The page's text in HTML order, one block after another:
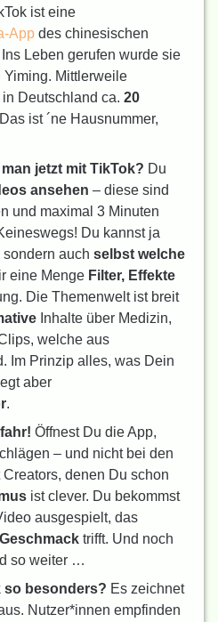
ist eine
App des chinesischen
Leben gerufen wurde sie
Yiming. Mittlerweile
Deutschland ca. 20
ist ´ne Hausnummer,
jetzt mit TikTok? Du
ansehen – diese sind
und maximal 3 Minuten
Du kannst ja
auch selbst welche
eine Menge Filter, Effekte
Die Themenwelt ist breit
Inhalte über Medizin,
welche aus
Im Prinzip alles, was Dein
aber
.
Öffnest Du die App,
– und nicht bei den
denen Du schon
ist clever. Du bekommst
ausgespielt, das
trifft. Und noch
so weiter …
so besonders? Es zeichnet
Nutzer*innen empfinden